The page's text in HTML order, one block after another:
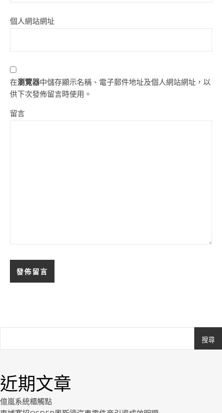
個人網站網址
在瀏覽器中儲存顯示名稱、電子郵件地址及個人網站網址，以
供下次發佈留言時使用。
留言
搜尋
近期文章
億嵐系統櫃觸點
Royal.